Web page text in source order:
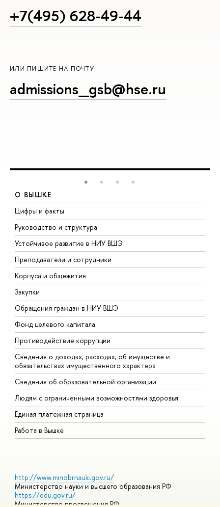
+7(495) 628-49-44
ИЛИ ПИШИТЕ НА ПОЧТУ
admissions_gsb@hse.ru
О ВЫШКЕ
Цифры и факты
Руководство и структура
Устойчивое развитие в НИУ ВШЭ
Преподаватели и сотрудники
Корпуса и общежития
Закупки
Обращения граждан в НИУ ВШЭ
Фонд целевого капитала
Противодействие коррупции
Сведения о доходах, расходах, об имуществе и
обязательствах имущественного характера
Сведения об образовательной организации
Людям с ограниченными возможностями здоровья
Единая платежная страница
Работа в Вышке
http://www.minobrnauki.gov.ru/
Министерство науки и высшего образования РФ
https://edu.gov.ru/
Министерство просвещения РФ